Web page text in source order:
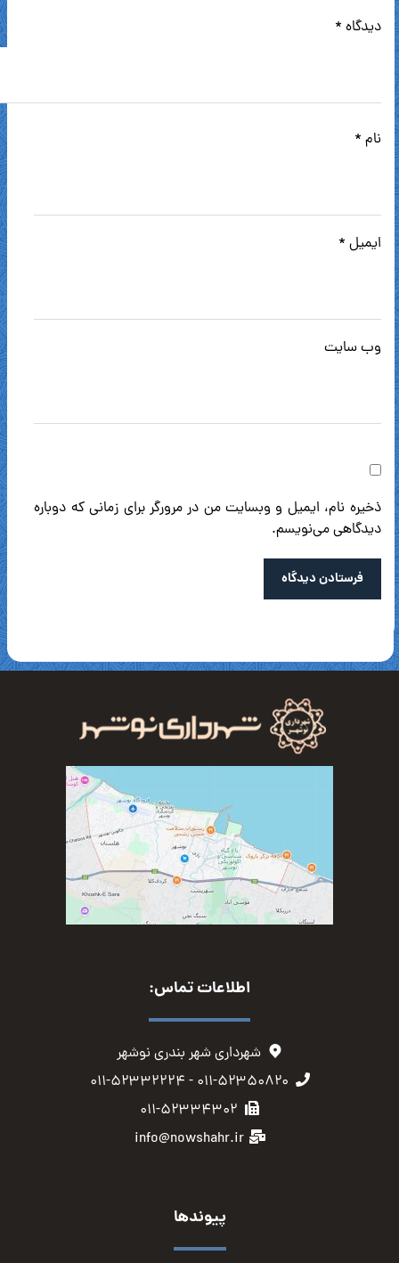
دیدگاه *
نام *
ایمیل *
وب‌ سایت
ذخیره نام، ایمیل و وبسایت من در مرورگر برای زمانی که دوباره
دیدگاهی می‌نویسم.
فرستادن دیدگاه
اطلاعات تماس:
شهرداری شهر بندری نوشهر
۰۱۱-۵۲۳۵۰۸۲۰ - ۰۱۱-۵۲۳۳۲۲۲۴
۰۱۱-۵۲۳۳۴۳۰۲
info@nowshahr.ir
پیوندها